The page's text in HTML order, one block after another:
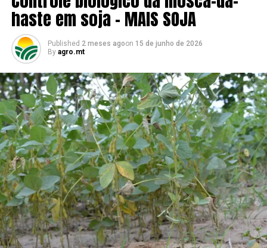
haste em soja – MAIS SOJA
Published 2 meses agoon 15 de junho de 2026
By agro.mt